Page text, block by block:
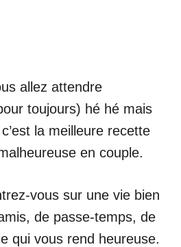
allez attendre
toujours) hé hé mais
la meilleure recette
en couple.
vous sur une vie bien
de passe-temps, de
qui vous rend heureuse.